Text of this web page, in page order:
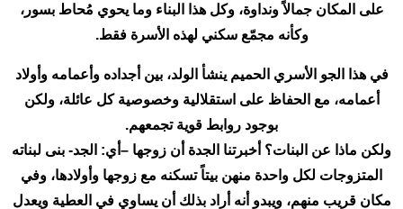
على المكان جمالاً ونداوة، وكل هذا البناء وما يحوي مُحاط بسور،
وكأنه مجمّع سكني لهذه الأسرة فقط.
في هذا الجو الأسري الحميم ينشأ الولد، بين أجداده وأعمامه وأولاد
أعمامه، مع الحفاظ على استقلالية وخصوصية كل عائلة، ولكن
بوجود روابط قوية تجمعهم.
ولكن ماذا عن البنات؟ أخبرتنا الجدة أن زوجها –أي: الجد- بنى لبناته
المتزوجات لكل واحدة منهن بيتاً تسكنه مع زوجها وأولادها، وفي
مكان قريب منهم، ويبدو أنه أراد بذلك أن يساوي في العطية ويعدل